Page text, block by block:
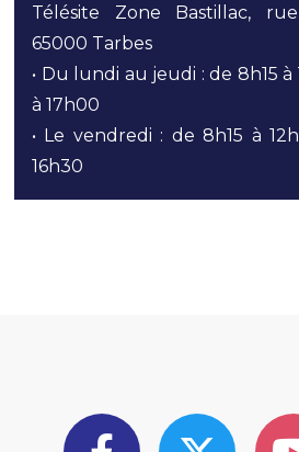
Télésite Zone Bastillac,
65000 Tarbes
• Du lundi au jeudi : de 8h15
à 17h00
• Le vendredi : de 8h15 à
16h30